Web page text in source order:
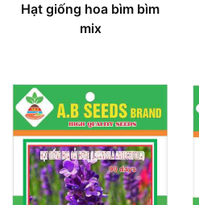
Hạt giống hoa bìm bìm
mix